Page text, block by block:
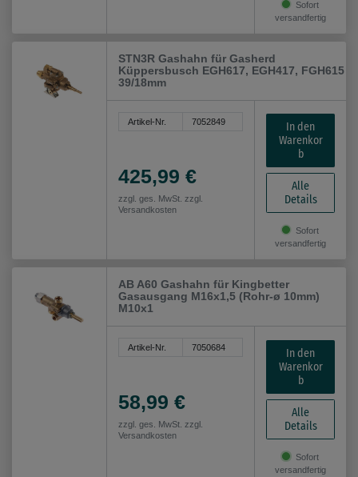
Sofort
versandfertig
STN3R Gashahn für Gasherd
Küppersbusch EGH617, EGH417, FGH615
39/18mm
Artikel-Nr. 7052849
425,99 €
zzgl. ges. MwSt. zzgl.
Versandkosten
In den
Warenkor
b
Alle
Details
Sofort
versandfertig
AB A60 Gashahn für Kingbetter
Gasausgang M16x1,5 (Rohr-ø 10mm)
M10x1
Artikel-Nr. 7050684
58,99 €
zzgl. ges. MwSt. zzgl.
Versandkosten
In den
Warenkor
b
Alle
Details
Sofort
versandfertig